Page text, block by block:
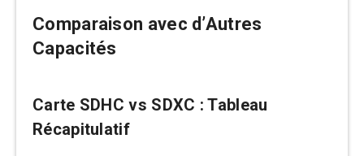
Comparaison avec d’Autres
Capacités
Carte SDHC vs SDXC : Tableau
Récapitulatif